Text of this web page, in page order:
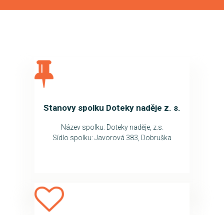
Stanovy spolku Doteky naděje z. s.
Název spolku: Doteky naděje, z.s.
Sídlo spolku: Javorová 383, Dobruška